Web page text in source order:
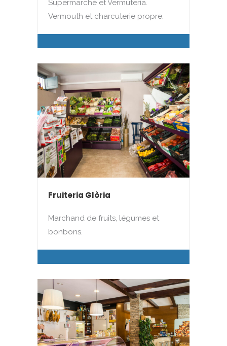
Supermarché et Vermutería.
Vermouth et charcuterie propre.
Fruiteria Glòria
Marchand de fruits, légumes et
bonbons.